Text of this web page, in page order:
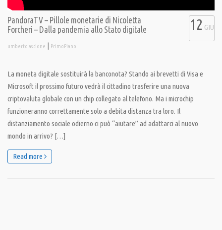
PandoraTV – Pillole monetarie di Nicoletta
Forcheri – Dalla pandemia allo Stato digitale
umberto ascione | PrimoPiano
12 GIU
La moneta digitale sostituirà la banconota? Stando ai brevetti di Visa e
Microsoft il prossimo futuro vedrà il cittadino trasferire una nuova
criptovaluta globale con un chip collegato al telefono. Ma i microchip
funzioneranno correttamente solo a debita distanza tra loro. Il
distanziamento sociale odierno ci può “aiutare” ad adattarci al nuovo
mondo in arrivo? […]
Read more